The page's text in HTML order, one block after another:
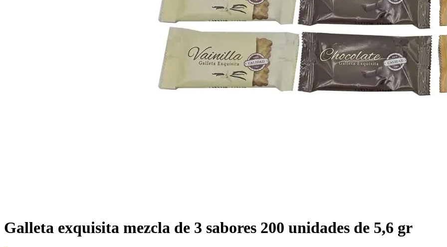
Galleta exquisita mezcla de 3 sabores 200 unidades de 5,6 gr